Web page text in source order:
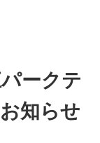
ークテ
知らせ